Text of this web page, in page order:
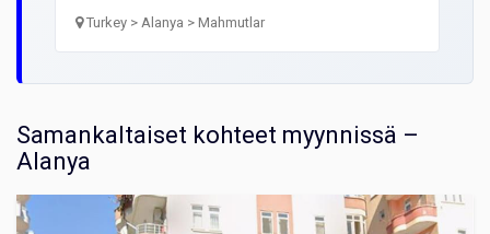
Turkey > Alanya > Mahmutlar
Samankaltaiset kohteet myynnissä –
Alanya